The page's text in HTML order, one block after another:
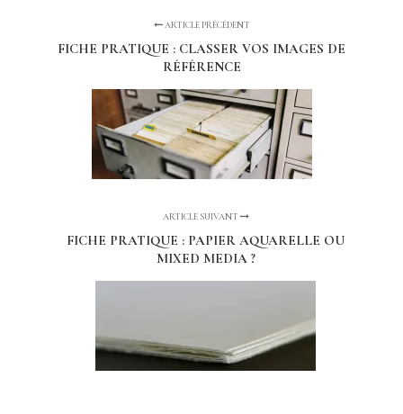
ARTICLE PRÉCÉDENT
FICHE PRATIQUE : CLASSER VOS IMAGES DE
RÉFÉRENCE
ARTICLE SUIVANT
FICHE PRATIQUE : PAPIER AQUARELLE OU
MIXED MEDIA ?